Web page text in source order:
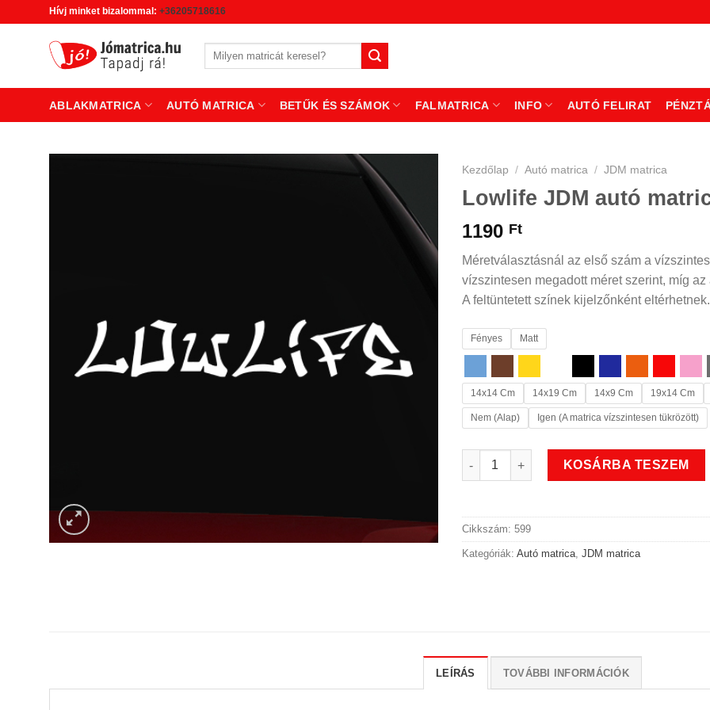
Hívj minket bizalommal: +36205718616
Keresés
ABLAKMATRICA AUTÓ MATRICA BETŰK ÉS SZÁMOK FALMATRICA INFO AUTÓ FELIRAT
Kezdőlap / Autó matrica / JDM matrica
Lowlife JDM autó
1190 Ft
Méretválasztásnál az első szám a
vízszintesen megadott méret szerint, míg
A feltüntetett színek kijelzőnként eltérhetnek.
Fényes Matt
14x14 Cm 14x19 Cm 14x9 Cm 19x14 Cm
Nem (Alap) Igen (A matrica vízszintesen tükrözött)
Lowlife JDM autó matrica mennyiség
KOSÁRBA TESZEM
Cikkszám: 599
Kategóriák: Autó matrica, JDM matrica
LEÍRÁS TOVÁBBI INFORMÁCIÓK